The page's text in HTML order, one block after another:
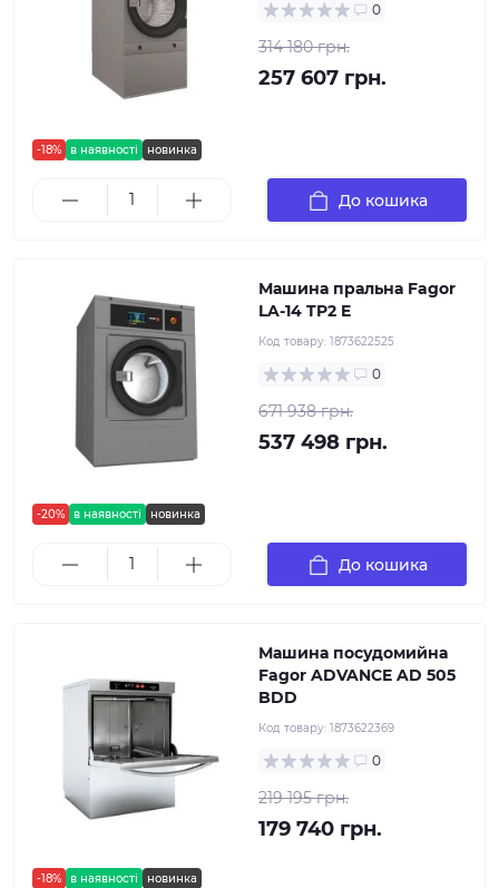
-18% в наявності новинка
0
314 180 грн.
257 607 грн.
До кошика
-20% в наявності новинка
Машина пральна Fagor
LA-14 TP2 E
Код товару: 1873622525
0
671 938 грн.
537 498 грн.
До кошика
-18% в наявності новинка
Машина посудомийна
Fagor ADVANCE AD 505
BDD
Код товару: 1873622369
0
219 195 грн.
179 740 грн.